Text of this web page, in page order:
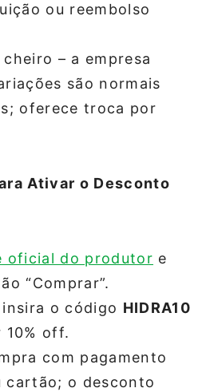
ou reembolso
– a empresa
são normais
oferece troca por
Ativar o Desconto
oficial do produtor e
“Comprar”.
o código HIDRA10
10% off.
com pagamento
cartão; o desconto